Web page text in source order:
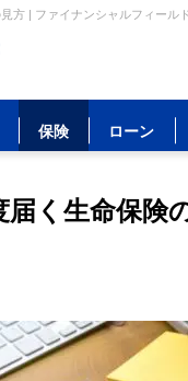
方 | ファイナンシャルフィール
保険 ローン
く生命保険